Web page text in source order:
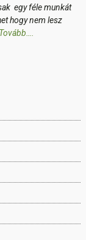
egy féle munkát
hogy nem lesz
Tovább….